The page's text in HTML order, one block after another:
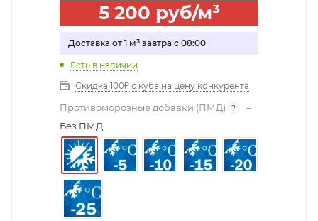
5 200 руб/м³
Доставка от 1 м³ завтра с 08:00
Есть в наличии
Скидка 100₽ с куба на цену конкурента
Противоморозные добавки (ПМД) ?
–
Без ПМД